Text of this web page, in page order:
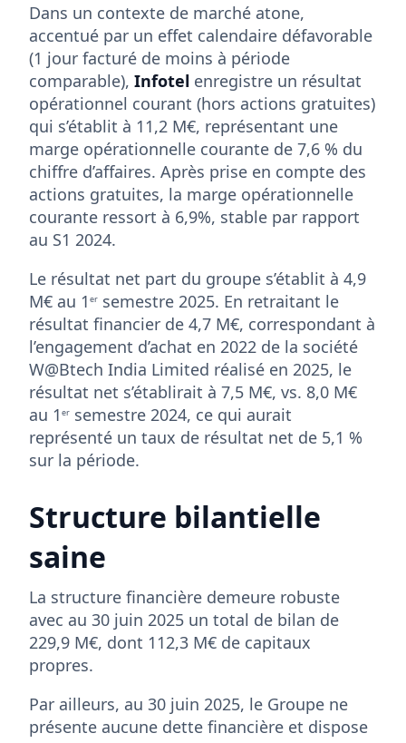
Dans un contexte de marché atone,
accentué par un effet calendaire défavorable
(1 jour facturé de moins à période
comparable), Infotel enregistre un résultat
opérationnel courant (hors actions gratuites)
qui s’établit à 11,2 M€, représentant une
marge opérationnelle courante de 7,6 % du
chiffre d’affaires. Après prise en compte des
actions gratuites, la marge opérationnelle
courante ressort à 6,9%, stable par rapport
au S1 2024.
Le résultat net part du groupe s’établit à 4,9
M€ au 1 er semestre 2025. En retraitant le
résultat financier de 4,7 M€, correspondant à
l’engagement d’achat en 2022 de la société
W@Btech India Limited réalisé en 2025, le
résultat net s’établirait à 7,5 M€, vs. 8,0 M€
au 1 er semestre 2024, ce qui aurait
représenté un taux de résultat net de 5,1 %
sur la période.
Structure bilantielle
saine
La structure financière demeure robuste
avec au 30 juin 2025 un total de bilan de
229,9 M€, dont 112,3 M€ de capitaux
propres.
Par ailleurs, au 30 juin 2025, le Groupe ne
présente aucune dette financière et dispose